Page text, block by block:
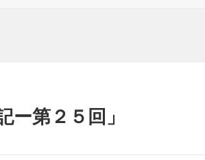
ー第２５回」